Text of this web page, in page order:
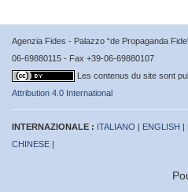
Agenzia Fides - Palazzo “de Propaganda
06-69880115 - Fax +39-06-69880107
Les contenus du site sont
Attribution 4.0 International
INTERNAZIONALE : ITALIANO | ENGLISH |
CHINESE |